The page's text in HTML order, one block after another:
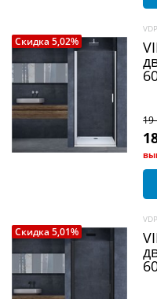
Скидка 5,02%
19
Скидка 5,01%